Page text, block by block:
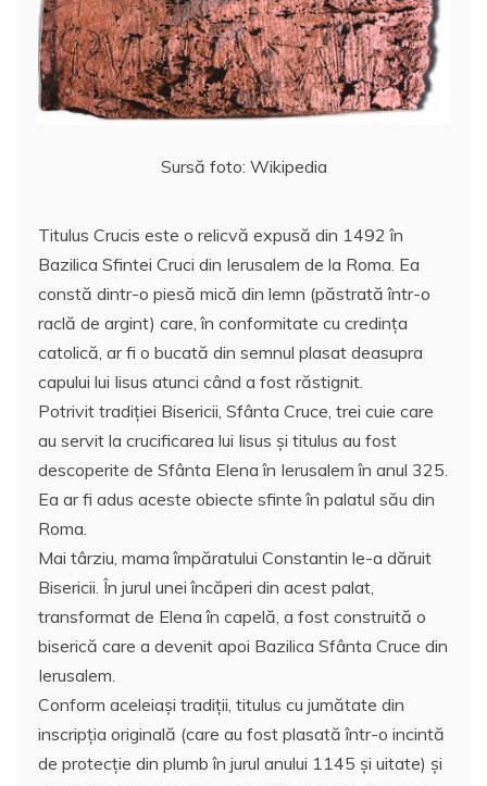
o
k
p
z
ă
Sursă foto: Wikipedia
Titulus Crucis este o relicvă expusă din 1492 în
Bazilica Sfintei Cruci din Ierusalem de la Roma. Ea
constă dintr-o piesă mică din lemn (păstrată într-o
raclă de argint) care, în conformitate cu credinţa
catolică, ar fi o bucată din semnul plasat deasupra
capului lui Iisus atunci când a fost răstignit.
Potrivit tradiţiei Bisericii, Sfânta Cruce, trei cuie care
au servit la crucificarea lui Iisus şi titulus au fost
descoperite de Sfânta Elena în Ierusalem în anul 325.
Ea ar fi adus aceste obiecte sfinte în palatul său din
Roma.
Mai târziu, mama împăratului Constantin le-a dăruit
Bisericii. În jurul unei încăperi din acest palat,
transformat de Elena în capelă, a fost construită o
biserică care a devenit apoi Bazilica Sfânta Cruce din
Ierusalem.
Conform aceleiaşi tradiţii, titulus cu jumătate din
inscripţia originală (care au fost plasată într-o incintă
de protecţie din plumb în jurul anului 1145 şi uitate) şi